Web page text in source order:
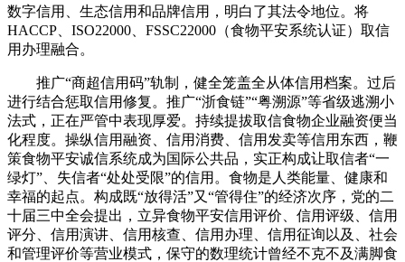
数字信用、生态信用和品牌信用，明白了其法令地位。将
HACCP、ISO22000、FSSC22000（食物平安系统认证）取信
用办理融合。
推广“商超信用码”轨制，健全笼盖全从体信用档案。过后
进行结合惩取信用修复。推广“浙食链”“粤溯源”等省级逃溯小
法式，正在严管中表现厚爱。持续提拔取信食物企业融资便当
化程度。操纵信用融资、信用消费、信用发卖等信用东西，鞭
策食物平安诚信系统成为国际公共品，实正构成让取信者“一
绿灯”、失信者“处处受限”的信用。食物是人类能量、健康和
幸福的起点。构成既“放得活”又“管得住”的经济次序，党的二
十届三中全会提出，立异食物平安信用评价、信用评级、信用
评分、信用演讲、信用核查、信用办理、信用征询以及、社会
和管理评价等营业模式，保守的数理统计曾经不克不及满脚食